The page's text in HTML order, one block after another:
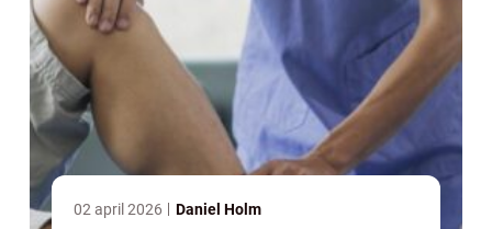
02 april 2026 Daniel Holm